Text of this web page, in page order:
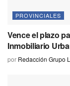
PROVINCIALES
Vence el plazo
Inmobiliario
por Redacción Grupo